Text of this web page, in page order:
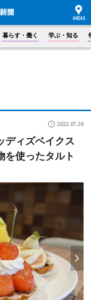
暮らす・働く 学ぶ・知る
2022.07.26
ディズベイクス
を使ったタルト